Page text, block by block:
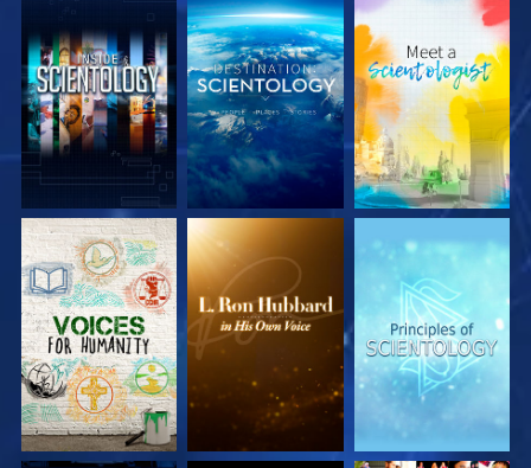
VERKEN DE SERIE VERKEN DE SERIE VERKEN DE SERIE